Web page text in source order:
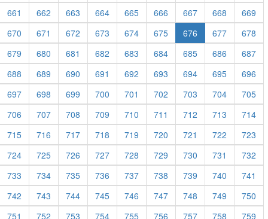
661
662 663 664 665 666 667 668
669
670
671 672 673 674 675 676 677
678
679
680 681 682 683 684 685 686
687
688
689 690 691 692 693 694 695
696
697
698 699 700 701 702 703 704
705
706
707 708 709 710 711 712 713
714
715
716 717 718 719 720 721 722
723
724
725 726 727 728 729 730 731
732
733
734 735 736 737 738 739 740
741
742
743 744 745 746 747 748 749
750
751
752 753 754 755 756 757 758
759